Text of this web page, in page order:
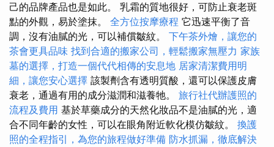
己的品牌產品也是如此。 乳霜的質地很好，可防止衰老斑
點的外觀，易於塗抹。 全方位按摩療程 它迅速平衡了音
調，沒有油膩的光，可以補償皺紋。 下午茶外燴，讓您的
茶會更具品味 找到合適的搬家公司，輕鬆搬家無壓力 家族
墓的選擇，打造一個代代相傳的安息地 居家清潔費用明
細，讓您安心選擇 該製劑含有透明質酸，還可以保護皮膚
衰老，通過有用的成分滋潤和滋養牠。 旅行社代辦護照的
流程及費用 基於草藥成分的天然化妝品不是油膩的光，適
合不同年齡的女性，可以在眼角附近軟化模仿皺紋。 換護
照的全程指引，為您的旅程做好準備 防水抓漏，徹底解決